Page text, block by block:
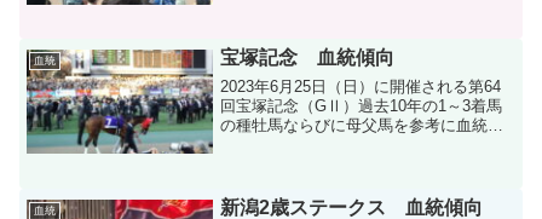
血統 宝塚記念 血統傾向
2023年6月25日（日）に開催される第64
回宝塚記念（GⅡ）過去10年の1～3着馬
の種牡馬ならびに母父馬を参考に血統分
血統
新潟2歳ステークス 血統傾向